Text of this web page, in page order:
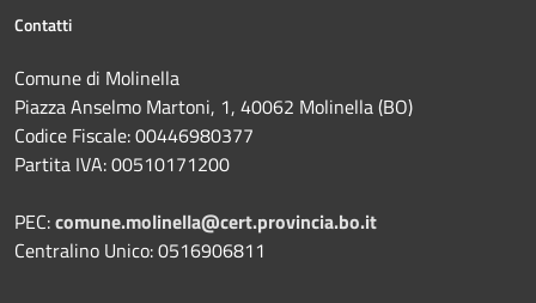
Contatti
Comune di Molinella
Piazza Anselmo Martoni, 1, 40062 Molinella (BO)
Codice Fiscale: 00446980377
Partita IVA: 00510171200
PEC:comune.molinella@cert.provincia.bo.it
Centralino Unico: 0516906811